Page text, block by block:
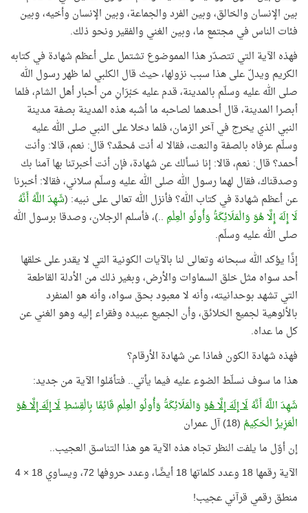
بين الإنسان والخالق، وبين الفرد والجماعة، وبين الإنسان وأخيه، وبين
فئات الناس في مجتمع ما، وبين الغني والفقير ونحو ذلك.
فهذه الآية التي تتصدّر هذا المموضوع تشتمل على أعظم شهادة في كتابه
الكريم ويدلّ على هذا سبب نزولها، حيث قال الكلبي لما ظهر رسول الله
صلى الله عليه وسلّم بالمدينة، قدم عليه حَبْرَانِ من أحبار أهل الشام، فلما
أبصرا المدينة، قال أحدهما لصاحبه ما أشبه هذه المدينة بصفة مدينة
النبي الذي يخرج في آخر الزمان، فلما دخلا على النبي صلى الله عليه
وسلّم عرفاه بالصفة والنعت، فقالا له أنت مُحمَّد؟ قال: نعم، قالا: وأنت
أحمد؟ قال: نعم، قالا: إنا نسألك عن شهادة، فإن أنت أخبرتنا بها آمنا بك
وصدقناك، فقال لهما رسول الله صلى الله عليه وسلّم سلاني، فقالا: أخبرنا
عن أعظم شهادة في كتاب الله؟ فأنزل الله تعالى على نبيه: (شَهِدَ اللَّهُ أَنَّهُ
لَا إِلَهَ إِلَّا هُوَ وَالْمَلَائِكَةُ وَأُولُو الْعِلْمِ ..)، فأسلم الرجلان، وصدقا برسول الله
صلى الله عليه وسلّم.
إذًا يؤكد الله سبحانه وتعالى لنا بالآيات الكونية التي لا يقدر على خلقها
أحد سواه مثل خلق السماوات والأرض، وبغير ذلك من الأدلة القاطعة
التي تشهد بوحدانيته، وأنه لا معبود بحق سواه، وأنه هو المنفرد
بالألوهية لجميع الخلائق، وأن الجميع عبيده وفقراء إليه وهو الغني عن
كل ما عداه.
فهذه شهادة الكون فماذا عن شهادة الأرقام؟
هذا ما سوف نسلّط الضوء عليه فيما يأتي.. فتأمّلوا الآية من جديد:
شَهِدَ اللَّهُ أَنَّهُلَا إِلَهَ إِلَّا هُوَوَالْمَلَائِكَةُ وَأُولُو الْعِلْمِ قَائِمًا بِالْقِسْطِلَا إِلَهَ إِلَّا هُوَ
الْعَزِيزُ الْحَكِيمُ (18) آل عمران
إن أوّل ما يلفت النظر تجاه هذه الآية هو هذا التناسق العجيب..
الآية رقمها 18 وعدد كلماتها 18 أيضًا، وعدد حروفها 72، ويساوي 18 × 4
منطق رقمي قرآني عجيب!